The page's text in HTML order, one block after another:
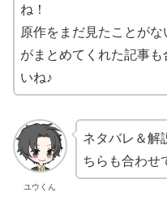
ね！
原作をまだ見たことが
がまとめてくれた記事
いね♪
ユウくん
ネタバレ＆解
ちらも合わせ